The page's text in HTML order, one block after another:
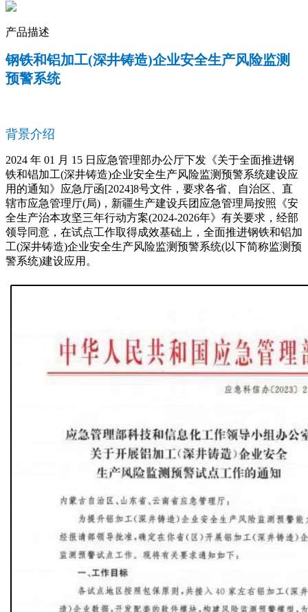
产品描述
钢铁和铝加工(深井铸造)企业安全生产风险监测
预警系统
背景介绍
2024 年 01 月 15 日应急管理部办公厅下发《关于全面推进钢
铁和锠加工(深井铸造)企业安全生产风险监测预警系统建设应
用的通知》应急厅函[2024]8号文件，要求各省、自治区、直
辖市应急管理厅(局)，新疆生产建设兵团应急管理局按照《安
全生产治本攻坚三年行动方案(2024-2026年》有关要求，经部
领导同意，在试点工作取得成效基础上，全面推进钢铁和铝加
工(深井铸造)企业安全生产风险监测预警系统(以下简称监测预
警系统)建设应用。